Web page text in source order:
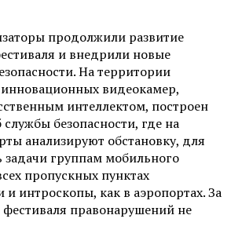
продолжили развитие
и внедрили новые
На территории
инновационных видеокамер,
интеллектом, построен
безопасности, где на
анализируют обстановку, для
задачи группам мобильного
пропускных пунктах
интроскопы, как в аэропортах. За
правонарушений не